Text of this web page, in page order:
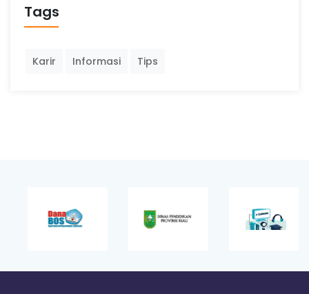
Tags
Karir Informasi Tips